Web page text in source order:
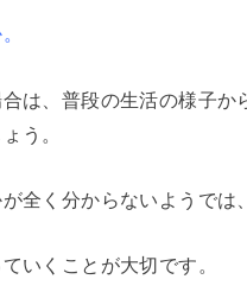
は、普段の生活の様子
う。
全く分からないようでは
いくことが大切です。